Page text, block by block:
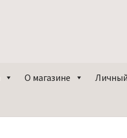
О магазине